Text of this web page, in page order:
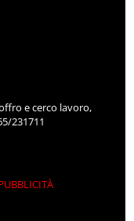
e cerco lavoro,
231711